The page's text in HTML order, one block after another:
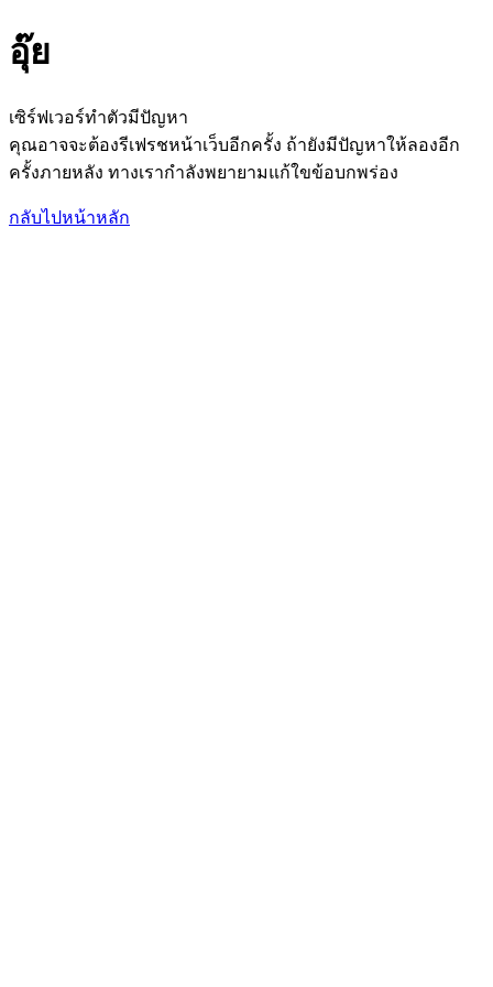
อุ๊ย
เซิร์ฟเวอร์ทำตัวมีปัญหา
คุณอาจจะต้องรีเฟรชหน้าเว็บอีกครั้ง ถ้ายังมีปัญหาให้ลองอีก
ครั้งภายหลัง ทางเรากำลังพยายามแก้ใขข้อบกพร่อง
กลับไปหน้าหลัก